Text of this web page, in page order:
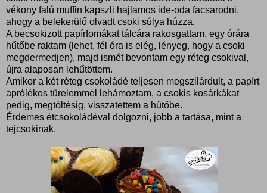
vékony falú muffin kapszli hajlamos ide-oda facsarodni,
ahogy a belekerülő olvadt csoki súlya húzza.
A becsokizott papírfomákat tálcára rakosgattam, egy órára
hűtőbe raktam (lehet, fél óra is elég, lényeg, hogy a csoki
megdermedjen), majd ismét bevontam egy réteg csokival,
újra alaposan lehűtöttem.
Amikor a két réteg csokoládé teljesen megszilárdult, a papírt
aprólékos türelemmel lehámoztam, a csokis kosárkákat
pedig, megtöltésig, visszatettem a hűtőbe.
Érdemes étcsokoládéval dolgozni, jobb a tartása, mint a
tejcsokinak.